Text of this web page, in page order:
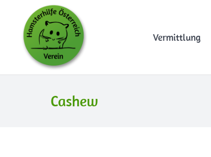
Vermittlung
Cashew